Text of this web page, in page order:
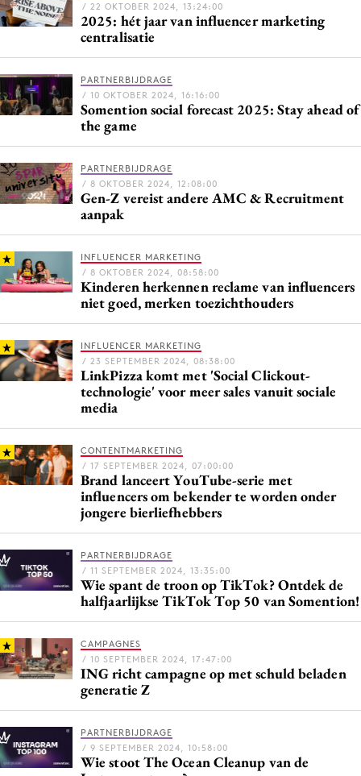
Customer Experience
Data & Insights
Design
Digital transformation
Diversiteit
Influencer marketing
Interne communicatie
Media
Merkstrategie
Programmatic
Purpose Marketing
Reputatie & crisis
/ 22 OKTOBER 2024, 13:24:00
2025: hét jaar van influencer marketing
centralisatie
PARTNERBIJDRAGE
/ 10 OKTOBER 2024, 16:16:00
Somention social forecast 2025: Stay ahead of
the game
PARTNERBIJDRAGE
/ 8 OKTOBER 2024, 12:08:00
Gen-Z vereist andere AMC & Recruitment
aanpak
INFLUENCER MARKETING
/ 8 OKTOBER 2024, 08:58:00
Kinderen herkennen reclame van influencers
niet goed, merken toezichthouders
INFLUENCER MARKETING
/ 23 SEPTEMBER 2024, 08:38:00
LinkPizza komt met 'Social Clickout-
technologie' voor meer sales vanuit sociale
media
CONTENTMARKETING
/ 17 SEPTEMBER 2024, 07:00:00
Brand lanceert YouTube-serie met
influencers om bekender te worden onder
jongere bierliefhebbers
PARTNERBIJDRAGE
/ 11 SEPTEMBER 2024, 13:35:00
Wie spant de troon op TikTok? Ontdek de
halfjaarlijkse TikTok Top 50 van Somention!
CAMPAGNES
/ 10 SEPTEMBER 2024, 17:47:00
ING richt campagne op met schuld beladen
generatie Z
PARTNERBIJDRAGE
/ 9 SEPTEMBER 2024, 10:58:00
Wie stoot The Ocean Cleanup van de